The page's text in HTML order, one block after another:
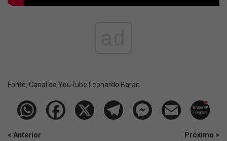
Fonte: Canal do YouTube Leonardo Baran
< Anterior
Próximo >